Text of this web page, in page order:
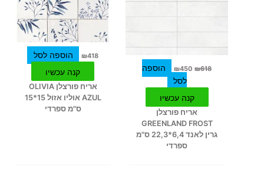
₪618
₪450
הוספה
לסל
קנה עכשיו
אריח פורצלן
GREENLAND FROST
גרין לאנד 6,4*22,3 ס"מ
ספרדי
₪418
הוספה לסל
קנה עכשיו
אריח פורצלן OLIVIA
AZUL אוליו אזול 15*15
ס"מ ספרדי